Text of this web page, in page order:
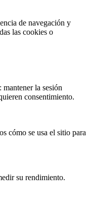
de navegación y
las cookies o
la sesión
consentimiento.
cómo se usa el sitio para
su rendimiento.